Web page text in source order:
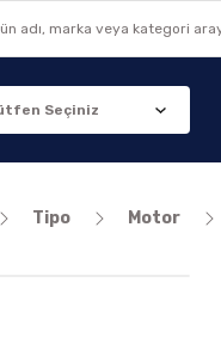
Tipo Motor